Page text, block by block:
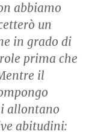
abbiamo
un
in grado di
prima che
il
allontano
abitudini: